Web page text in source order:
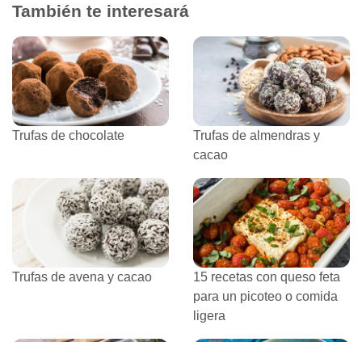
También te interesará
Trufas de chocolate
Trufas de almendras y
cacao
Trufas de avena y cacao
15 recetas con queso feta
para un picoteo o comida
ligera